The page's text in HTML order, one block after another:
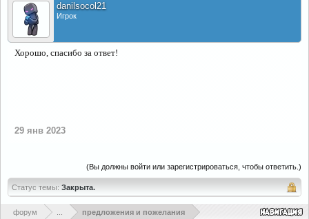
danilsocol21
Игрок
Хорошо, спасибо за ответ!
29 янв 2023
(Вы должны войти или зарегистрироваться, чтобы ответить.)
Статус темы: Закрыта.
форум предложения и пожелания